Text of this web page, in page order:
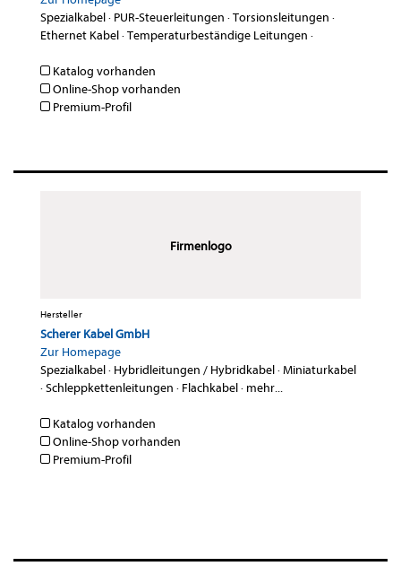
Spezialkabel· PUR-Steuerleitungen ·Torsionsleitungen ·
Ethernet Kabel·Temperaturbeständige Leitungen ·
Katalog vorhanden
Online-Shop vorhanden
Premium-Profil
Firmenlogo
Hersteller
Scherer Kabel GmbH
Zur Homepage
Spezialkabel· Hybridleitungen / Hybridkabel·Miniaturkabel
·Schleppkettenleitungen · Flachkabel· mehr...
Katalog vorhanden
Online-Shop vorhanden
Premium-Profil